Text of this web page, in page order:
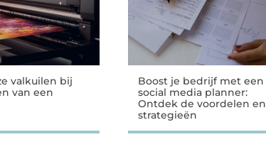
valkuilen bij
van een
Boost je bedrijf met een
social media planner:
Ontdek de voordelen en
strategieën